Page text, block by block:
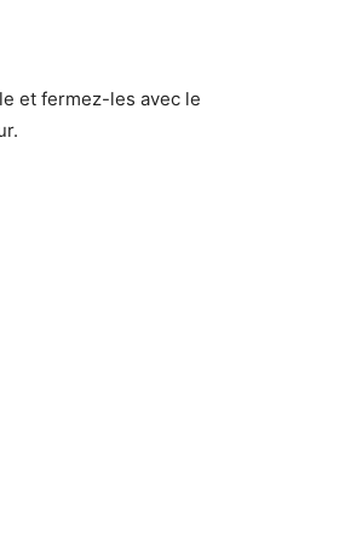
et fermez-les avec le